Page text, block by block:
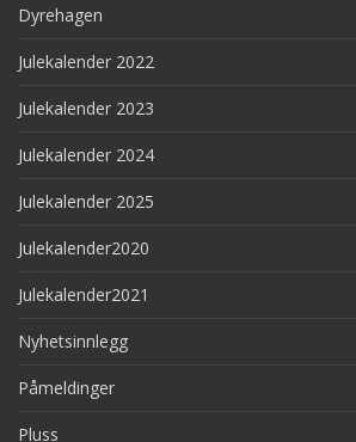
Dyrehagen
Julekalender 2022
Julekalender 2023
Julekalender 2024
Julekalender 2025
Julekalender2020
Julekalender2021
Nyhetsinnlegg
Påmeldinger
Pluss